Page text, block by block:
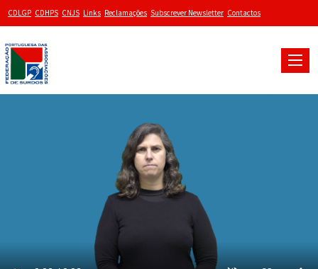
CDLGP CDHPS CNJS Links Reclamações Subscrever Newsletter Contactos
Toggle